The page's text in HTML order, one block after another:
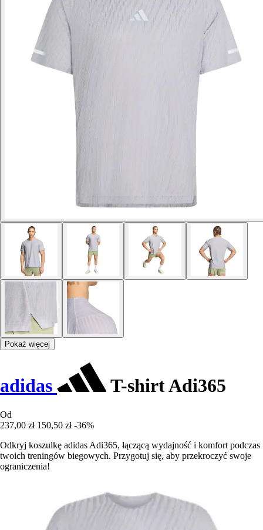
Pokaż więcej
adidas T-shirt Adi365
Od
237,00 zł 150,50 zł -36%
Odkryj koszulkę adidas Adi365, łączącą wydajność i komfort podczas
twoich treningów biegowych. Przygotuj się, aby przekroczyć swoje
ograniczenia!